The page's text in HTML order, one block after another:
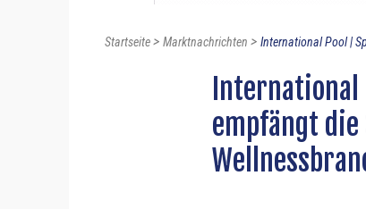
Startseite> Marktnachrichten > International Pool |
International
empfängt